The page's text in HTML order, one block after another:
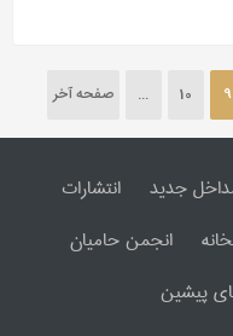
9
10
... صفحه آخر
جدید
انتشارات
انجمن حامیان
پیشین